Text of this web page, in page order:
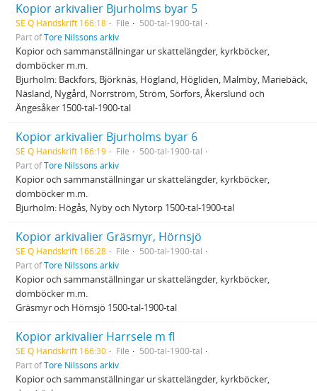
Kopior arkivalier Bjurholms byar 5
SE Q Handskrift 166:18 File
500-tal-1900-tal
Part ofTore Nilssons arkiv
Kopior och sammanställningar ur skattelängder, kyrkböcker,
domböcker m.m.
Bjurholm: Backfors, Björknäs, Högland, Högliden, Malmby, Mariebäck,
Näsland, Nygård, Norrström, Ström, Sörfors, Åkerslund och
Ängesåker 1500-tal-1900-tal
Kopior arkivalier Bjurholms byar 6
SE Q Handskrift 166:19 File
500-tal-1900-tal
Part ofTore Nilssons arkiv
Kopior och sammanställningar ur skattelängder, kyrkböcker,
domböcker m.m.
Bjurholm: Högås, Nyby och Nytorp 1500-tal-1900-tal
Kopior arkivalier Gräsmyr, Hörnsjö
SE Q Handskrift 166:28 File
500-tal-1900-tal
Part ofTore Nilssons arkiv
Kopior och sammanställningar ur skattelängder, kyrkböcker,
domböcker m.m.
Gräsmyr och Hörnsjö 1500-tal-1900-tal
Kopior arkivalier Harrsele m fl
SE Q Handskrift 166:30 File
500-tal-1900-tal
Part ofTore Nilssons arkiv
Kopior och sammanställningar ur skattelängder, kyrkböcker,